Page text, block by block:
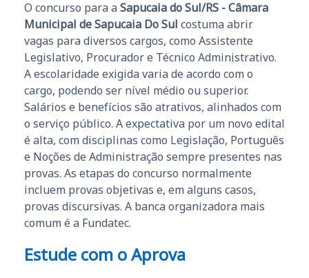
O concurso para a Sapucaia do Sul/RS - Câmara
Municipal de Sapucaia Do Sul costuma abrir
vagas para diversos cargos, como Assistente
Legislativo, Procurador e Técnico Administrativo.
A escolaridade exigida varia de acordo com o
cargo, podendo ser nível médio ou superior.
Salários e benefícios são atrativos, alinhados com
o serviço público. A expectativa por um novo edital
é alta, com disciplinas como Legislação, Português
e Noções de Administração sempre presentes nas
provas. As etapas do concurso normalmente
incluem provas objetivas e, em alguns casos,
provas discursivas. A banca organizadora mais
comum é a Fundatec.
Estude com o Aprova